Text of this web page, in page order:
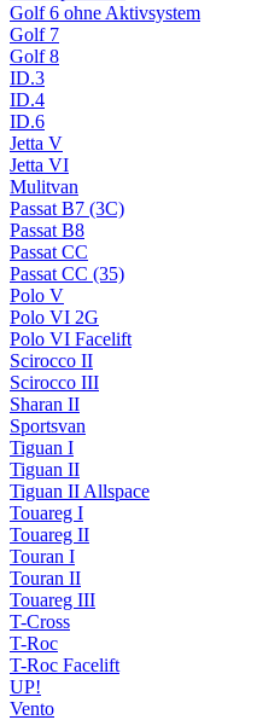
Golf 6 ohne Aktivsystem
Golf 7
Golf 8
ID.3
ID.4
ID.6
Jetta V
Jetta VI
Mulitvan
Passat B7 (3C)
Passat B8
Passat CC
Passat CC (35)
Polo V
Polo VI 2G
Polo VI Facelift
Scirocco II
Scirocco III
Sharan II
Sportsvan
Tiguan I
Tiguan II
Tiguan II Allspace
Touareg I
Touareg II
Touran I
Touran II
Touareg III
T-Cross
T-Roc
T-Roc Facelift
UP!
Vento